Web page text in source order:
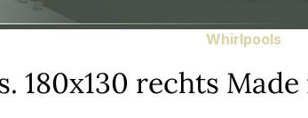
Whirlpools
180x130 rechts